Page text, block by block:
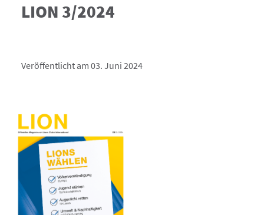
LION 3/2024
Veröffentlicht am 03. Juni 2024